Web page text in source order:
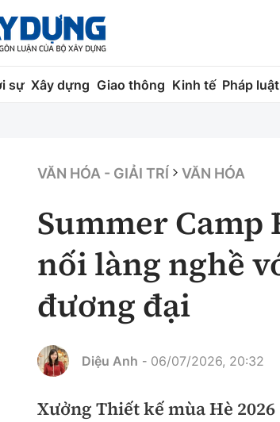
sự Xây dựng Giao thông Kinh tế Pháp luật
dọc đường
Chỉ đạo điều hành
Vật liệu xây dựng
Giám định chất lượng
Quản lý đô thị
An toàn giao thông
Giao thông 24h
VĂN HÓA - GIẢI TRÍ VĂN HÓA
Summer Camp
nối làng nghề
đương đại
Diệu Anh - 06/07/2026, 20:32
Xưởng Thiết kế mùa Hè